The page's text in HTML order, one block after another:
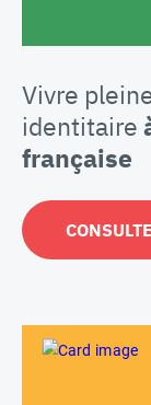
Vivre
identitaire
française